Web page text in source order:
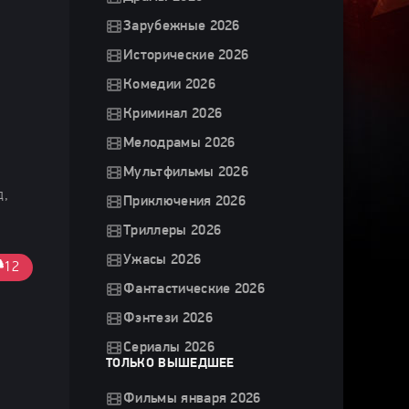
12
Зарубежные 2026
Исторические 2026
Комедии 2026
Криминал 2026
Мелодрамы 2026
Мультфильмы 2026
Приключения 2026
Триллеры 2026
Ужасы 2026
Фантастические 2026
Фэнтези 2026
Сериалы 2026
ТОЛЬКО ВЫШЕДШЕЕ
Фильмы января 2026